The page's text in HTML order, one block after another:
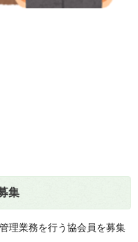
集
理業務を行う協会員を募集